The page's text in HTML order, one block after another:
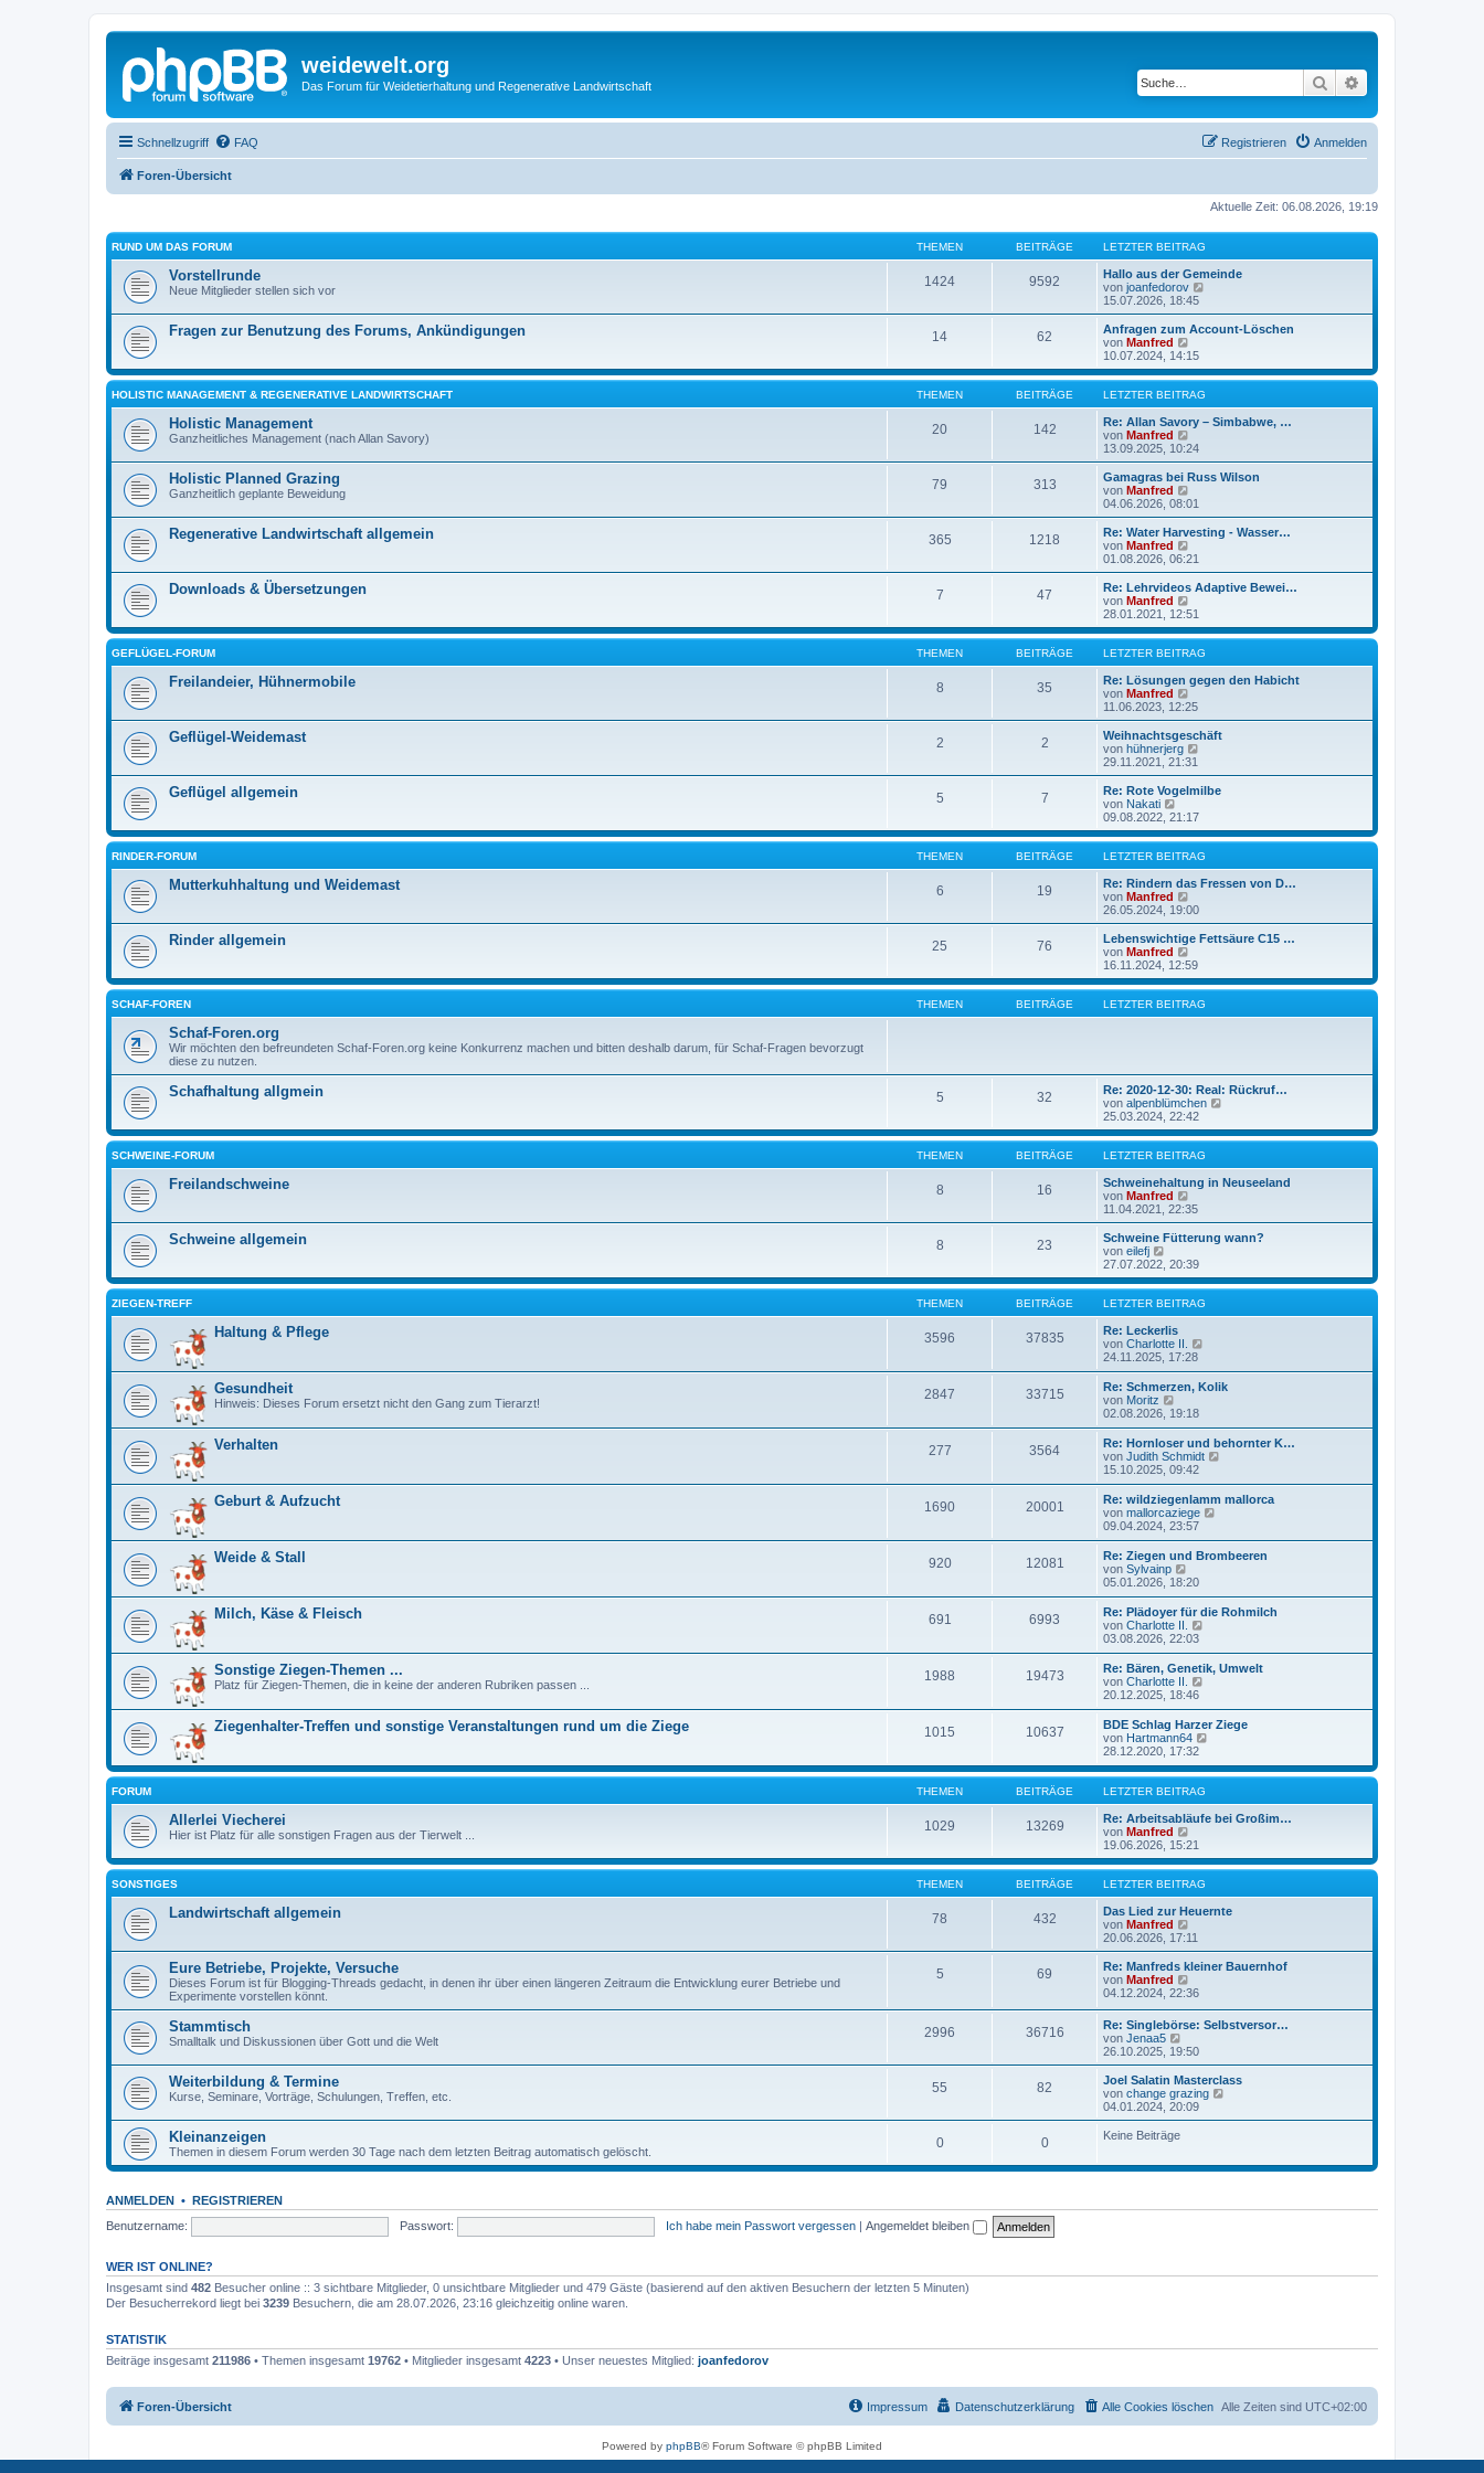
weidewelt.org
Das Forum für Weidetierhaltung und Regenerative Landwirtschaft Suche
Schnellzugriff FAQ Anmelden
Registrieren
Foren-Übersicht
Aktuelle Zeit: 06.08.2026, 19:19
RUND UM DAS FORUM THEMEN BEITRÄGE LETZTER BEITRAG
Vorstellrunde
Neue Mitglieder stellen sich vor
1424 9592
Hallo aus der Gemeinde
von joanfedorov
u
e
r
e
15.07.2026, 18:45
Fragen zur Benutzung des Forums, Ankündigungen 14 62
Anfragen zum Account-Löschen
von Manfred
e
u
e
s
t
e
B
e
i
r
10.07.2024, 14:15
HOLISTIC MANAGEMENT & REGENERATIVE LANDWIRTSCHAFT THEMEN BEITRÄGE LETZTER BEITRAG
Holistic Management
Ganzheitliches Management (nach Allan Savory)
20 142
Re: Allan Savory – Simbabwe, …
von Manfred
e
u
e
t
B
e
i
r
g
13.09.2025, 10:24
Holistic Planned Grazing
Ganzheitlich geplante Beweidung
79 313
Gamagras bei Russ Wilson
von Manfred
e
u
e
t
B
e
i
t
r
a
04.06.2026, 08:01
Regenerative Landwirtschaft allgemein 365 1218
Re: Water Harvesting - Wasser…
von Manfred
e
u
e
t
r
B
e
i
t
r
01.08.2026, 06:21
Downloads & Übersetzungen 7 47
Re: Lehrvideos Adaptive Bewei…
von Manfred
e
u
e
s
t
e
B
e
i
t
r
28.01.2021, 12:51
GEFLÜGEL-FORUM THEMEN BEITRÄGE LETZTER BEITRAG
Freilandeier, Hühnermobile 8 35
Re: Lösungen gegen den Habicht
von Manfred
e
u
e
s
t
B
e
i
t
r
a
11.06.2023, 12:25
Geflügel-Weidemast 2 2
Weihnachtsgeschäft
von hühnerjerg
u
e
r
B
e
i
g
29.11.2021, 21:31
Geflügel allgemein 5 7
Re: Rote Vogelmilbe
von Nakati
e
u
e
s
t
e
r
B
e
i
t
r
g
09.08.2022, 21:17
RINDER-FORUM THEMEN BEITRÄGE LETZTER BEITRAG
Mutterkuhhaltung und Weidemast 6 19
Re: Rindern das Fressen von D…
von Manfred
e
u
e
t
r
B
e
g
26.05.2024, 19:00
Rinder allgemein 25 76
Lebenswichtige Fettsäure C15 …
von Manfred
e
u
e
s
t
t
r
a
g
16.11.2024, 12:59
SCHAF-FOREN THEMEN BEITRÄGE LETZTER BEITRAG
Schaf-Foren.org
Wir möchten den befreundeten Schaf-Foren.org keine Konkurrenz machen und bitten deshalb darum, für Schaf-Fragen bevorzugt
diese zu nutzen.
Schafhaltung allgmein 5 32
Re: 2020-12-30: Real: Rückruf…
von alpenblümchen
u
e
t
e
e
i
g
25.03.2024, 22:42
SCHWEINE-FORUM THEMEN BEITRÄGE LETZTER BEITRAG
Freilandschweine 8 16
Schweinehaltung in Neuseeland
von Manfred
e
u
e
t
r
B
e
t
r
11.04.2021, 22:35
Schweine allgemein 8 23
Schweine Fütterung wann?
von eilefj
e
u
e
s
t
e
r
B
e
i
t
r
a
27.07.2022, 20:39
ZIEGEN-TREFF THEMEN BEITRÄGE LETZTER BEITRAG
Haltung & Pflege 3596 37835
Re: Leckerlis
von Charlotte II.
u
e
s
B
e
t
r
a
24.11.2025, 17:28
Gesundheit
Hinweis: Dieses Forum ersetzt nicht den Gang zum Tierarzt!
2847 33715
Re: Schmerzen, Kolik
von Moritz
e
u
e
s
t
e
B
e
i
t
r
a
g
02.08.2026, 19:18
Verhalten 277 3564
Re: Hornloser und behornter K…
von Judith Schmidt
u
e
s
B
t
r
15.10.2025, 09:42
Geburt & Aufzucht 1690 20001
Re: wildziegenlamm mallorca
von mallorcaziege
u
e
s
B
t
r
09.04.2024, 23:57
Weide & Stall 920 12081
Re: Ziegen und Brombeeren
von Sylvainp
e
u
e
s
t
e
B
e
i
t
r
a
g
05.01.2026, 18:20
Milch, Käse & Fleisch 691 6993
Re: Plädoyer für die Rohmilch
von Charlotte II.
u
e
s
B
e
t
r
a
g
03.08.2026, 22:03
Sonstige Ziegen-Themen ...
Platz für Ziegen-Themen, die in keine der anderen Rubriken passen ...
1988 19473
Re: Bären, Genetik, Umwelt
von Charlotte II.
u
e
s
t
r
B
e
i
t
g
20.12.2025, 18:46
Ziegenhalter-Treffen und sonstige Veranstaltungen rund um die Ziege 1015 10637
BDE Schlag Harzer Ziege
von Hartmann64
u
e
t
e
e
i
r
a
28.12.2020, 17:32
FORUM THEMEN BEITRÄGE LETZTER BEITRAG
Allerlei Viecherei
Hier ist Platz für alle sonstigen Fragen aus der Tierwelt ...
1029 13269
Re: Arbeitsabläufe bei Großim…
von Manfred
e
u
e
s
t
e
B
e
i
r
g
19.06.2026, 15:21
SONSTIGES THEMEN BEITRÄGE LETZTER BEITRAG
Landwirtschaft allgemein 78 432
Das Lied zur Heuernte
von Manfred
e
u
e
t
r
B
i
t
r
a
g
20.06.2026, 17:11
Eure Betriebe, Projekte, Versuche
Dieses Forum ist für Blogging-Threads gedacht, in denen ihr über einen längeren Zeitraum die Entwicklung eurer Betriebe und
Experimente vorstellen könnt.
5 69
Re: Manfreds kleiner Bauernhof
von Manfred
e
s
t
e
r
B
e
i
t
g
04.12.2024, 22:36
Stammtisch
Smalltalk und Diskussionen über Gott und die Welt
2996 36716
Re: Singlebörse: Selbstversor…
von Jenaa5
e
u
e
s
t
i
a
26.10.2025, 19:50
Weiterbildung & Termine
Kurse, Seminare, Vorträge, Schulungen, Treffen, etc.
55 82
Joel Salatin Masterclass
von change grazing
u
e
e
g
04.01.2024, 20:09
Kleinanzeigen
Themen in diesem Forum werden 30 Tage nach dem letzten Beitrag automatisch gelöscht.
0 0 Keine Beiträge
ANMELDEN • REGISTRIEREN
Benutzername:
Passwort: Ich habe mein Passwort vergessen | Angemeldet bleiben
WER IST ONLINE?
Insgesamt sind 482 Besucher online :: 3 sichtbare Mitglieder, 0 unsichtbare Mitglieder und 479 Gäste (basierend auf den aktiven Besuchern der letzten 5 Minuten)
Der Besucherrekord liegt bei 3239 Besuchern, die am 28.07.2026, 23:16 gleichzeitig online waren.
STATISTIK
Beiträge insgesamt 211986 • Themen insgesamt 19762 • Mitglieder insgesamt 4223 • Unser neuestes Mitglied: joanfedorov
Foren-Übersicht Alle Zeiten sind UTC+02:00
Alle Cookies löschen
Datenschutzerklärung
Impressum
Powered by phpBB® Forum Software © phpBB Limited